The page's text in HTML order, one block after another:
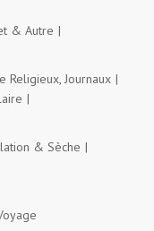
& Autre
Religieux, Journaux
& Sèche